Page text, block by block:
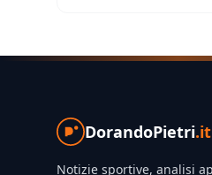
DorandoPietri.it
Notizie sportive, analisi